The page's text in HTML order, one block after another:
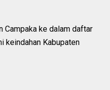
Campaka ke dalam daftar
keindahan Kabupaten